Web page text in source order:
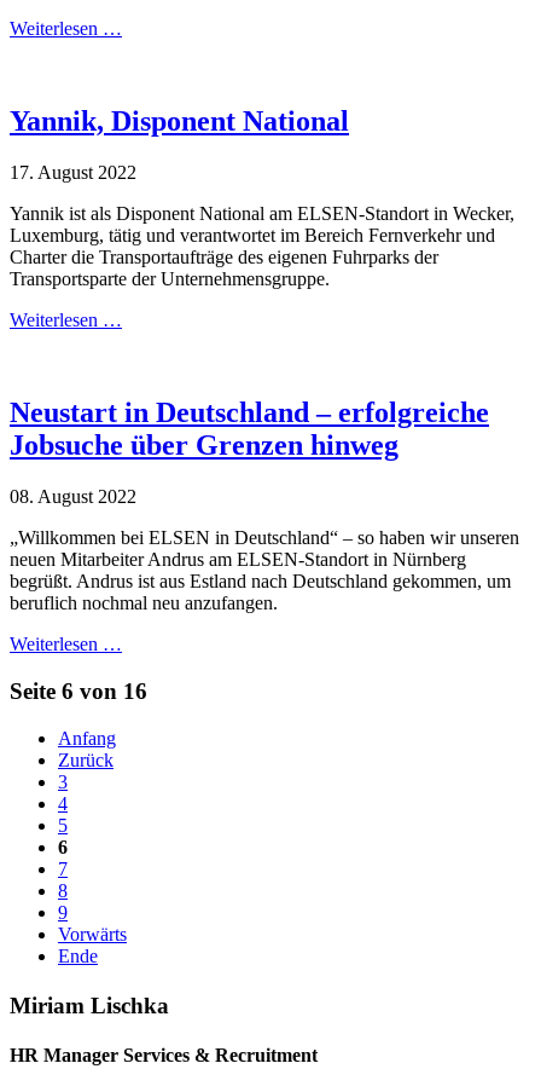
Weiterlesen …
Yannik, Disponent National
17. August 2022
Yannik ist als Disponent National am ELSEN-Standort in Wecker,
Luxemburg, tätig und verantwortet im Bereich Fernverkehr und
Charter die Transportaufträge des eigenen Fuhrparks der
Transportsparte der Unternehmensgruppe.
Weiterlesen …
Neustart in Deutschland – erfolgreiche
Jobsuche über Grenzen hinweg
08. August 2022
„Willkommen bei ELSEN in Deutschland“ – so haben wir unseren
neuen Mitarbeiter Andrus am ELSEN-Standort in Nürnberg
begrüßt. Andrus ist aus Estland nach Deutschland gekommen, um
beruflich nochmal neu anzufangen.
Weiterlesen …
Seite 6 von 16
Anfang
Zurück
3
4
5
6
7
8
9
Vorwärts
Ende
Miriam Lischka
HR Manager Services & Recruitment